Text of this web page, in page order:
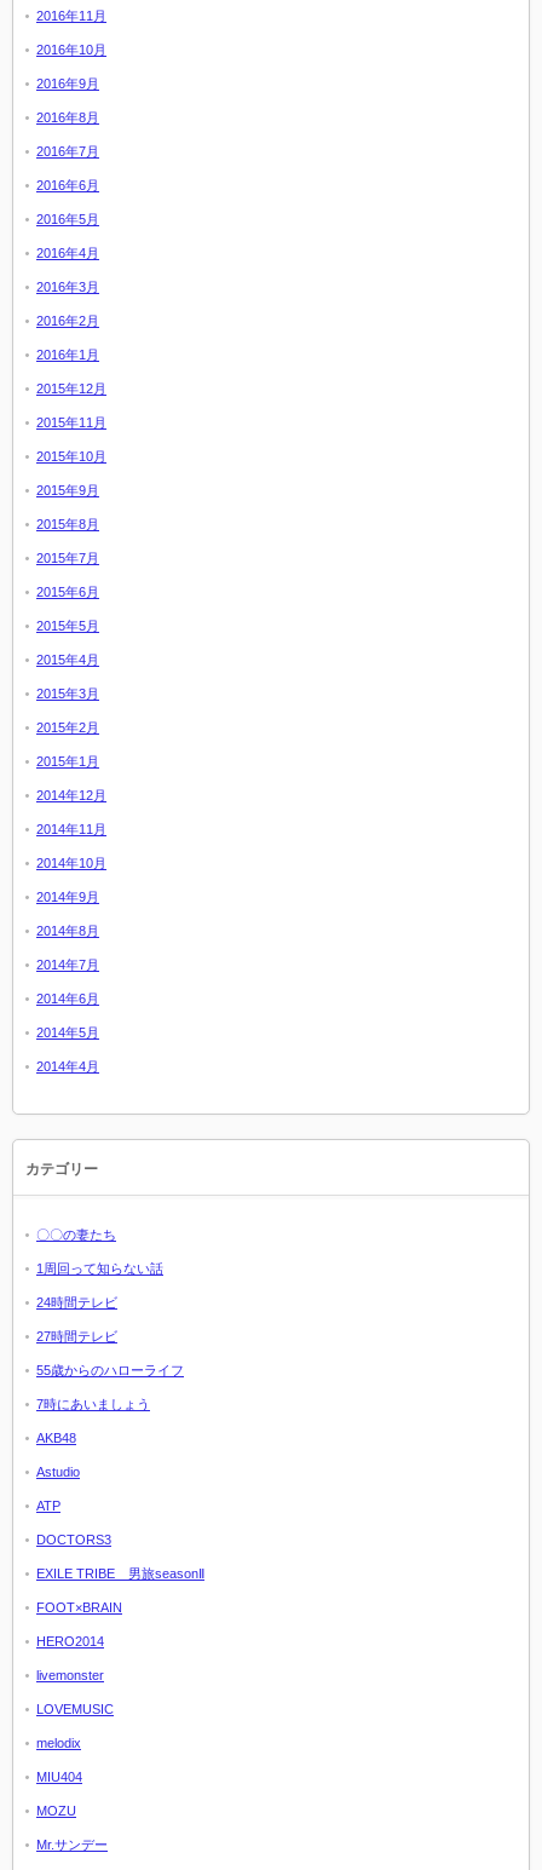
2016年11月
2016年10月
2016年9月
2016年8月
2016年7月
2016年6月
2016年5月
2016年4月
2016年3月
2016年2月
2016年1月
2015年12月
2015年11月
2015年10月
2015年9月
2015年8月
2015年7月
2015年6月
2015年5月
2015年4月
2015年3月
2015年2月
2015年1月
2014年12月
2014年11月
2014年10月
2014年9月
2014年8月
2014年7月
2014年6月
2014年5月
2014年4月
カテゴリー
〇〇の妻たち
1周回って知らない話
24時間テレビ
27時間テレビ
55歳からのハローライフ
7時にあいましょう
AKB48
Astudio
ATP
DOCTORS3
EXILE TRIBE 男旅seasonⅡ
FOOT×BRAIN
HERO2014
livemonster
LOVEMUSIC
melodix
MIU404
MOZU
Mr.サンデー